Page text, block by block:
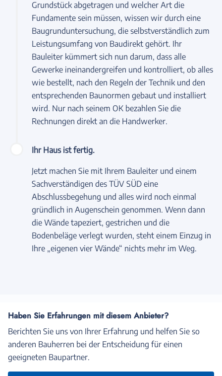
Grundstück abgetragen und welcher Art die
Fundamente sein müssen, wissen wir durch eine
Baugrunduntersuchung, die selbstverständlich zum
Leistungsumfang von Baudirekt gehört. Ihr
Bauleiter kümmert sich nun darum, dass alle
Gewerke ineinandergreifen und kontrolliert, ob alles
wie bestellt, nach den Regeln der Technik und den
entsprechenden Baunormen gebaut und installiert
wird. Nur nach seinem OK bezahlen Sie die
Rechnungen direkt an die Handwerker.
Ihr Haus ist fertig.
Jetzt machen Sie mit Ihrem Bauleiter und einem
Sachverständigen des TÜV SÜD eine
Abschlussbegehung und alles wird noch einmal
gründlich in Augenschein genommen. Wenn dann
die Wände tapeziert, gestrichen und die
Bodenbeläge verlegt wurden, steht einem Einzug in
Ihre „eigenen vier Wände“ nichts mehr im Weg.
Haben Sie Erfahrungen mit diesem Anbieter?
Berichten Sie uns von Ihrer Erfahrung und helfen Sie so
anderen Bauherren bei der Entscheidung für einen
geeigneten Baupartner.